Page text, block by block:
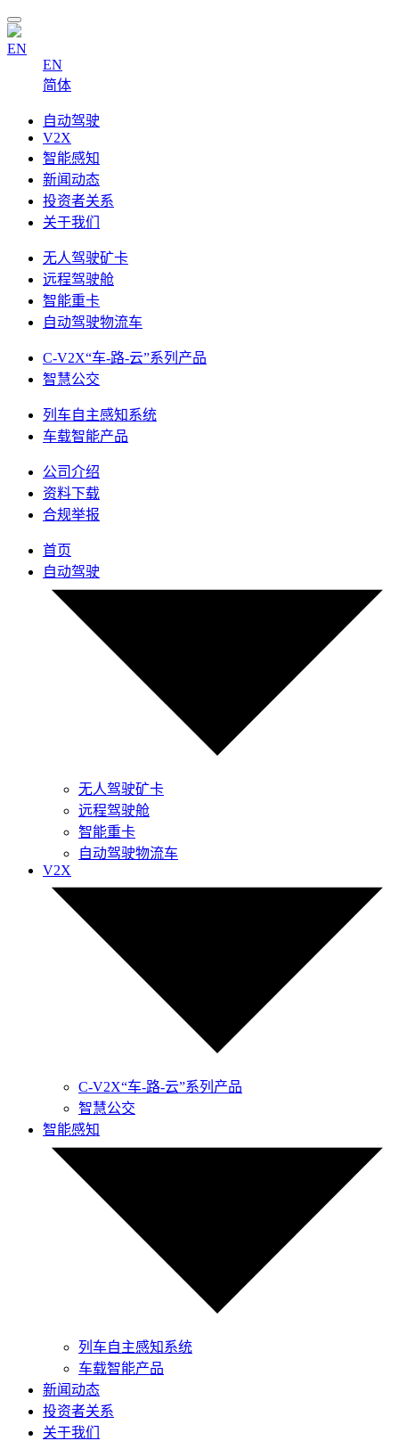
EN
EN
简体
自动驾驶
V2X
智能感知
新闻动态
投资者关系
关于我们
无人驾驶矿卡
远程驾驶舱
智能重卡
自动驾驶物流车
C-V2X“车-路-云”系列产品
智慧公交
列车自主感知系统
车载智能产品
公司介绍
资料下载
合规举报
首页
自动驾驶
无人驾驶矿卡
远程驾驶舱
智能重卡
自动驾驶物流车
V2X
C-V2X“车-路-云”系列产品
智慧公交
智能感知
列车自主感知系统
车载智能产品
新闻动态
投资者关系
关于我们